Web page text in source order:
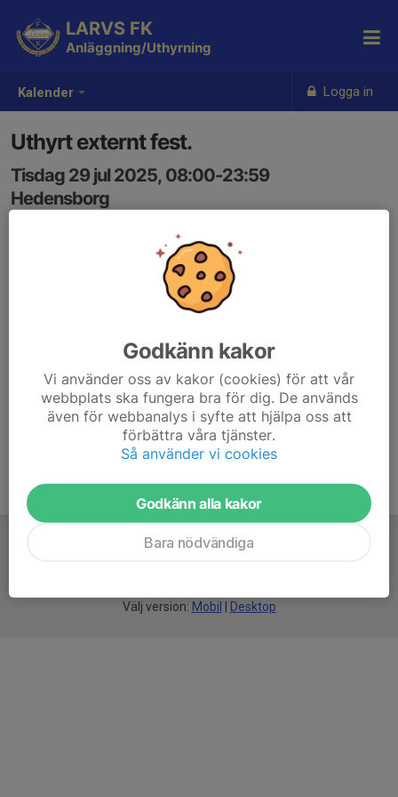
Kalender Logga in
LARVS FK
Anläggning/Uthyrning
Uthyrt externt fest.
Tisdag 29 jul 2025, 08:00-23:59
Hedensborg
Välj version: Mobil Desktop
Godkänn kakor
Vi använder oss av kakor (cookies) för att vår
webbplats ska fungera bra för dig. De används
även för webbanalys i syfte att hjälpa oss att
förbättra våra tjänster.
Så använder vi cookies
Godkänn alla kakor
Bara nödvändiga